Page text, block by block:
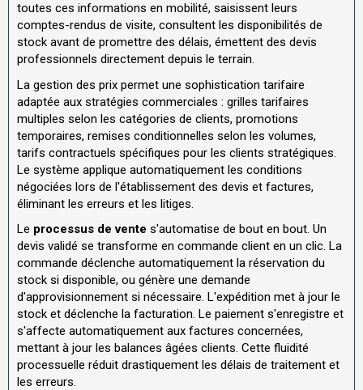
toutes ces informations en mobilité, saisissent leurs
comptes-rendus de visite, consultent les disponibilités de
stock avant de promettre des délais, émettent des devis
professionnels directement depuis le terrain.
La gestion des prix permet une sophistication tarifaire
adaptée aux stratégies commerciales : grilles tarifaires
multiples selon les catégories de clients, promotions
temporaires, remises conditionnelles selon les volumes,
tarifs contractuels spécifiques pour les clients stratégiques.
Le système applique automatiquement les conditions
négociées lors de l'établissement des devis et factures,
éliminant les erreurs et les litiges.
Le processus de vente s'automatise de bout en bout. Un
devis validé se transforme en commande client en un clic. La
commande déclenche automatiquement la réservation du
stock si disponible, ou génère une demande
d'approvisionnement si nécessaire. L'expédition met à jour le
stock et déclenche la facturation. Le paiement s'enregistre et
s'affecte automatiquement aux factures concernées,
mettant à jour les balances âgées clients. Cette fluidité
processuelle réduit drastiquement les délais de traitement et
les erreurs.